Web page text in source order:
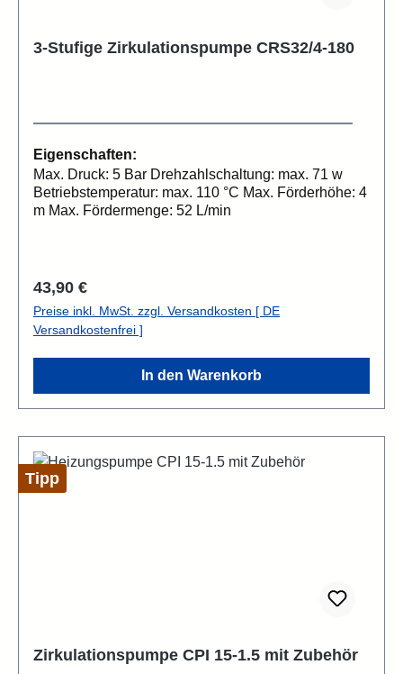
3-Stufige Zirkulationspumpe CRS32/4-180
Eigenschaften:
Max. Druck: 5 Bar Drehzahlschaltung: max. 71 w
Betriebstemperatur: max. 110 °C Max. Förderhöhe: 4
m Max. Fördermenge: 52 L/min
Regulärer Preis:
43,90 €
Preise inkl. MwSt. zzgl. Versandkosten [ DE
Versandkostenfrei ]
In den Warenkorb
Tipp
Zirkulationspumpe CPI 15-1.5 mit Zubehör